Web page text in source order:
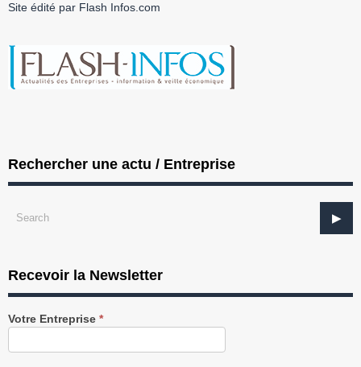
Site édité par Flash Infos.com
Rechercher une actu / Entreprise
Recevoir la Newsletter
Recevez
notre
gratuitement
Votre Entreprise *